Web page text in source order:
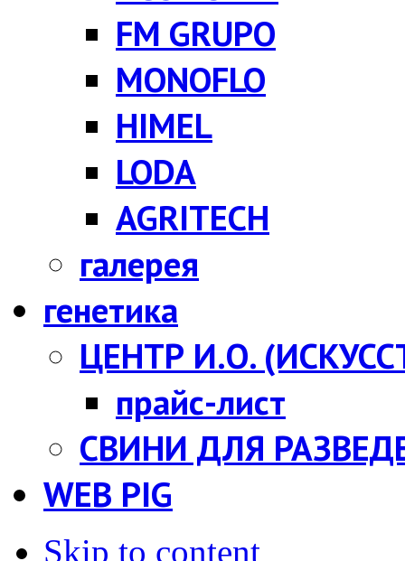
FM GRUPO
MONOFLO
HIMEL
LODA
AGRITECH
галерея
генетика
ЦЕНТР И.О.
прайс-лист
СВИНИ ДЛЯ
WEB PIG
Skip to content